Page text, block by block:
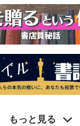
もっと見る